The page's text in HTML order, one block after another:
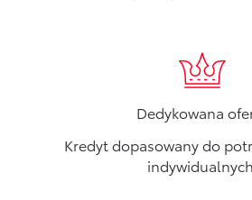
Dedykowana
Kredyt dopasowany do